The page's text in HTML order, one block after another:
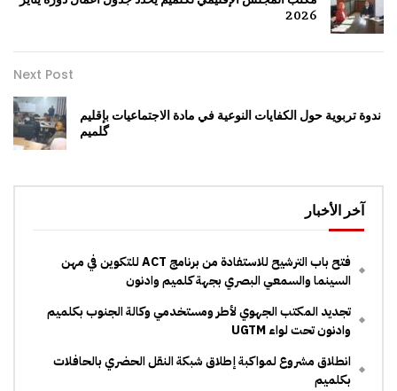
2026
Next Post
ندوة تربوية حول الكفايات النوعية في مادة الاجتماعيات بإقليم
گلميم
آخر الأخبار
فتح باب الترشيح للاستفادة من برنامج ACT للتكوين في مهن
السينما والسمعي البصري بجهة كلميم وادنون
تجديد المكتب الجهوي لأطر ومستخدمي وكالة الجنوب بكلميم
وادنون تحت لواء UGTM
انطلاق مشروع لمواكبة إطلاق شبكة النقل الحضري بالحافلات
بكلميم